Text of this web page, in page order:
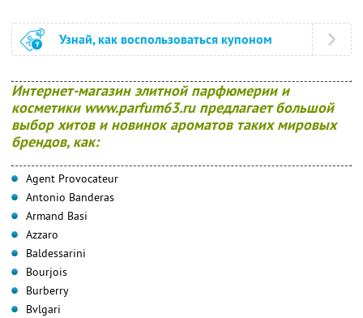
Узнай, как воспользоваться купоном
Интернет-магазин элитной парфюмерии и
косметики www.parfum63.ru предлагает большой
выбор хитов и новинок ароматов таких мировых
брендов, как:
Agent Provocateur
Antonio Banderas
Armand Basi
Azzaro
Baldessarini
Bourjois
Burberry
Bvlgari